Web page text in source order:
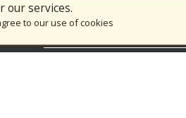
our services.
to our use of cookies
Πυρασφάλεια